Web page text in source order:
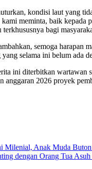
kondisi laut yang
meminta, baik kepada
bagi
semoga harapan
selama ini belum ada
ini diterbitkan wartawan
anggaran 2026 proyek
Milenial, Anak Muda
dengan Orang Tua